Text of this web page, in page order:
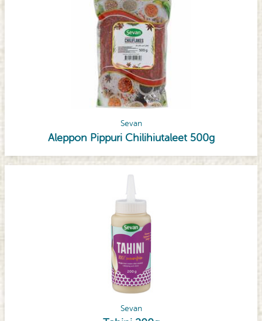
Sevan
Aleppon Pippuri Chilihiutaleet 500g
Sevan